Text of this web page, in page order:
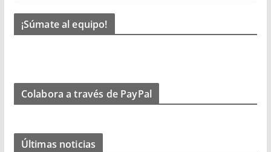
¡Súmate al equipo!
Colabora a través de PayPal
Últimas noticias